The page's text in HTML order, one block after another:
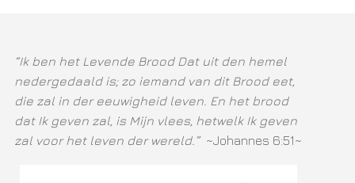
“Ik ben het Levende Brood Dat uit den hemel
nedergedaald is; zo iemand van dit Brood eet,
die zal in der eeuwigheid leven. En het brood
dat Ik geven zal, is Mijn vlees, hetwelk Ik geven
zal voor het leven der wereld.” ~Johannes 6:51~